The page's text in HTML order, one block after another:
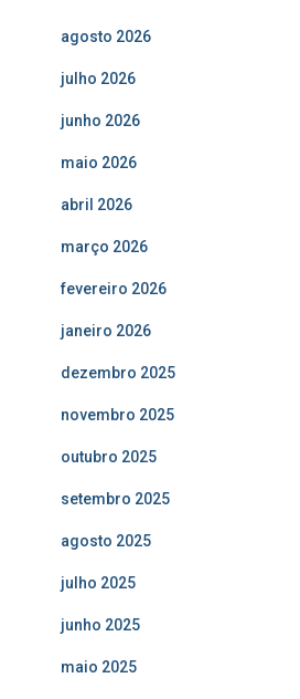
agosto 2026
julho 2026
junho 2026
maio 2026
abril 2026
março 2026
fevereiro 2026
janeiro 2026
dezembro 2025
novembro 2025
outubro 2025
setembro 2025
agosto 2025
julho 2025
junho 2025
maio 2025